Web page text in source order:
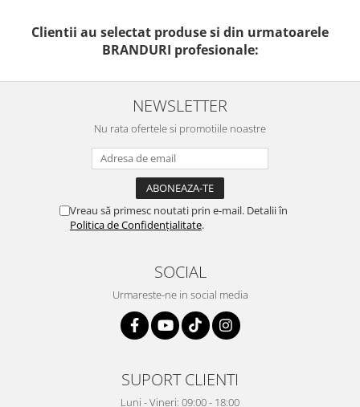
Clientii au selectat produse si din urmatoarele
BRANDURI profesionale:
NEWSLETTER
Nu rata ofertele si promotiile noastre
Vreau să primesc noutati prin e-mail. Detalii în
Politica de Confidențialitate.
SOCIAL
Urmareste-ne in social media
SUPORT CLIENTI
Luni - Vineri: 09:00 - 18:00